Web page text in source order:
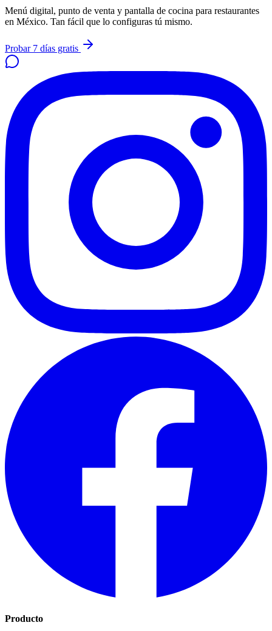
Menú digital, punto de venta y pantalla de cocina para restaurantes
en México. Tan fácil que lo configuras tú mismo.
Probar 7 días gratis
Producto